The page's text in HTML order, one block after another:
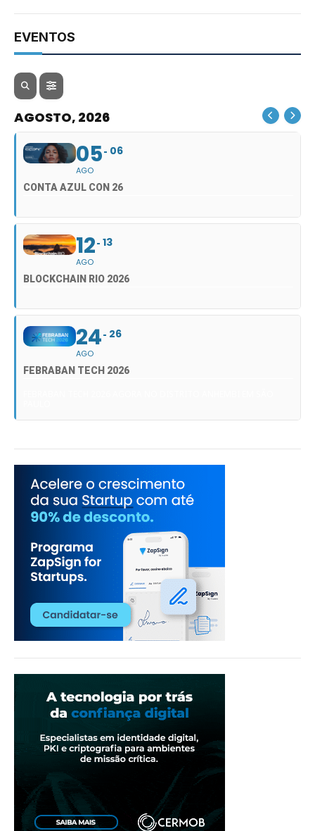
EVENTOS
AGOSTO, 2026
05
AGO
06
CONTA AZUL CON 26
12
AGO
13
BLOCKCHAIN RIO 2026
24
AGO
26
FEBRABAN TECH 2026